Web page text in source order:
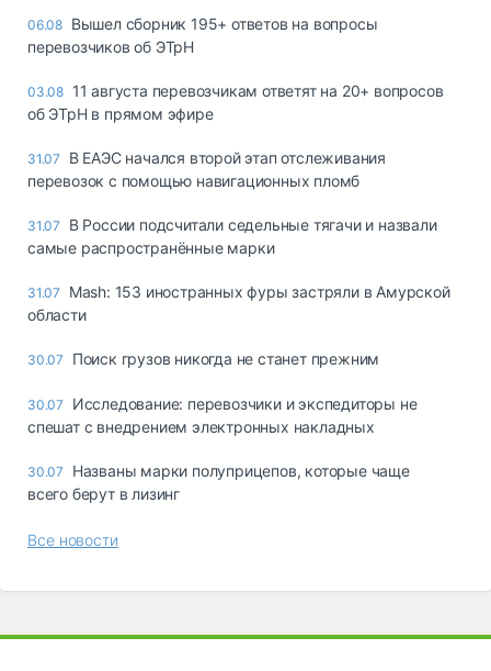
06.08 Вышел сборник 195+ ответов на вопросы
перевозчиков об ЭТрН
03.08 11 августа перевозчикам ответят на 20+ вопросов
об ЭТрН в прямом эфире
31.07
В ЕАЭС начался второй этап отслеживания
перевозок с помощью навигационных пломб
31.07
В России подсчитали седельные тягачи и назвали
самые распространённые марки
31.07
Mash: 153 иностранных фуры застряли в Амурской
области
30.07 Поиск грузов никогда не станет прежним
30.07
Исследование: перевозчики и экспедиторы не
спешат с внедрением электронных накладных
30.07
Названы марки полуприцепов, которые чаще
всего берут в лизинг
Все новости